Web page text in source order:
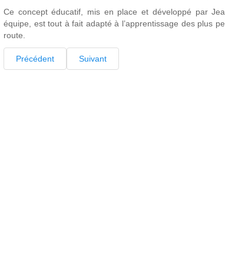
Ce concept éducatif, mis en place et développé par
équipe, est tout à fait adapté à l’apprentissage des plus
route.
Précédent Suivant